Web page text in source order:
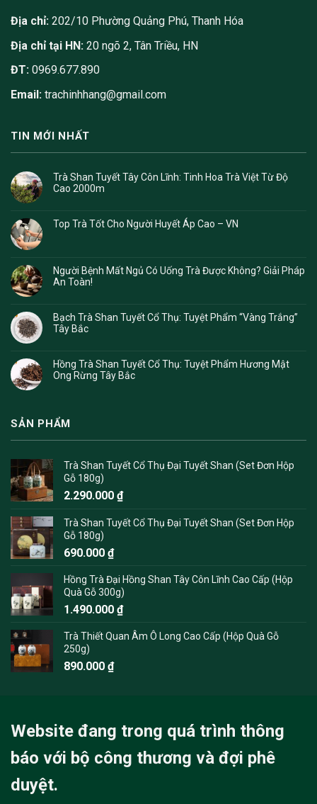
Địa chỉ: 202/10 Phường Quảng Phú, Thanh Hóa
Địa chỉ tại HN: 20 ngõ 2, Tân Triều, HN
ĐT: 0969.677.890
Email: trachinhhang@gmail.com
TIN MỚI NHẤT
Trà Shan Tuyết Tây Côn Lĩnh: Tinh Hoa Trà Việt Từ Độ
Cao 2000m
Top Trà Tốt Cho Người Huyết Áp Cao – VN
Người Bệnh Mất Ngủ Có Uống Trà Được Không? Giải Pháp
An Toàn!
Bạch Trà Shan Tuyết Cổ Thụ: Tuyệt Phẩm “Vàng Trắng”
Tây Bắc
Hồng Trà Shan Tuyết Cổ Thụ: Tuyệt Phẩm Hương Mật
Ong Rừng Tây Bắc
SẢN PHẨM
Trà Shan Tuyết Cổ Thụ Đại Tuyết Shan (Set Đơn Hộp
Gỗ 180g)
2.290.000 ₫
Trà Shan Tuyết Cổ Thụ Đại Tuyết Shan (Set Đơn Hộp
Gỗ 180g)
690.000 ₫
Hồng Trà Đại Hồng Shan Tây Côn Lĩnh Cao Cấp (Hộp
Quà Gỗ 300g)
1.490.000 ₫
Trà Thiết Quan Âm Ô Long Cao Cấp (Hộp Quà Gỗ
250g)
890.000 ₫
Website đang trong quá trình thông
báo với bộ công thương và đợi phê
duyệt.